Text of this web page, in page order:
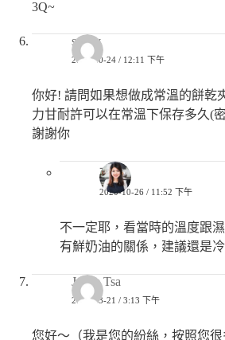
3Q~
sandy
2020-10-24 / 12:11 下午
你好! 請問如果想做成常溫的餅乾
力甘耐許可以在常溫下保存多久(
謝謝你
巧兒
2020-10-26 / 11:52 下午
不一定耶，看當時的溫度跟
有鮮奶油的關係，建議還是
Jessie Tsa
2020-03-21 / 3:13 下午
您好～（我是您的紛絲，按照您